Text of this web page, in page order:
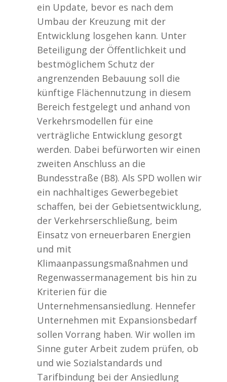
ein Update, bevor es nach dem
Umbau der Kreuzung mit der
Entwicklung losgehen kann. Unter
Beteiligung der Öffentlichkeit und
bestmöglichem Schutz der
angrenzenden Bebauung soll die
künftige Flächennutzung in diesem
Bereich festgelegt und anhand von
Verkehrsmodellen für eine
verträgliche Entwicklung gesorgt
werden. Dabei befürworten wir einen
zweiten Anschluss an die
Bundesstraße (B8). Als SPD wollen wir
ein nachhaltiges Gewerbegebiet
schaffen, bei der Gebietsentwicklung,
der Verkehrserschließung, beim
Einsatz von erneuerbaren Energien
und mit
Klimaanpassungsmaßnahmen und
Regenwassermanagement bis hin zu
Kriterien für die
Unternehmensansiedlung. Hennefer
Unternehmen mit Expansionsbedarf
sollen Vorrang haben. Wir wollen im
Sinne guter Arbeit zudem prüfen, ob
und wie Sozialstandards und
Tarifbindung bei der Ansiedlung